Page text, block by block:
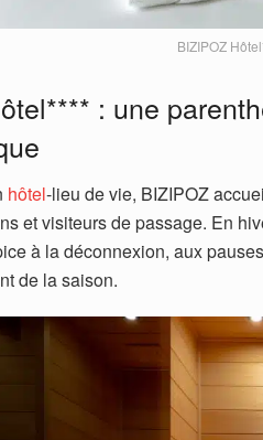
BIZIPOZ
: une
hôtel-lieu de vie, BIZIPOZ
et visiteurs de passage. En
à la déconnexion, aux
de la saison.